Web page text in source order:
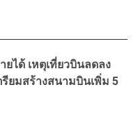
ยได้ เหตุเที่ยวบินลดลง
รียมสร้างสนามบินเพิ่ม 5